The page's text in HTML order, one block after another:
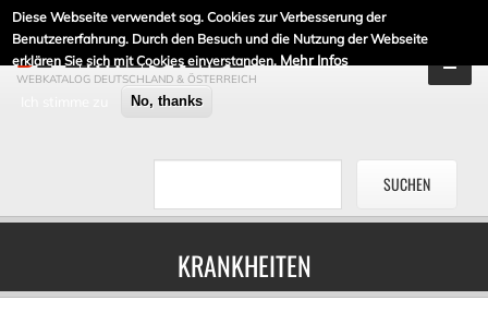
Diese Webseite verwendet sog. Cookies zur Verbesserung der
Benutzererfahrung. Durch den Besuch und die Nutzung der Webseite
erklären Sie sich mit Cookies einverstanden. Mehr Infos
No, thanks
DE-LINKLISTE.DE
WEBKATALOG DEUTSCHLAND & ÖSTERREICH
KRANKHEITEN